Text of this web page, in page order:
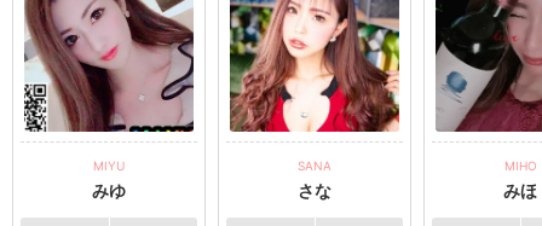
MIYU
みゆ
SANA
さな
MIHO
みほ